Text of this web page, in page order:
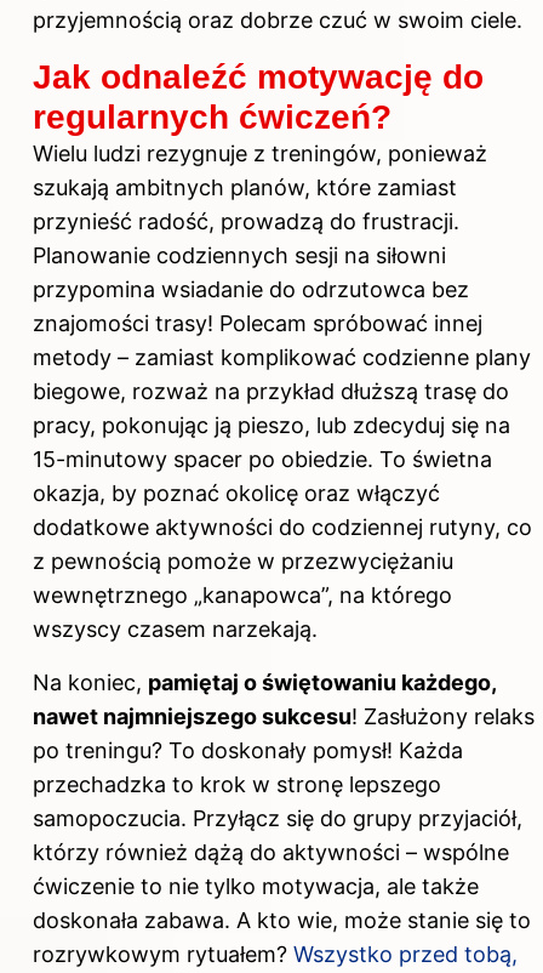
przyjemnością oraz dobrze czuć w swoim ciele.
Jak odnaleźć motywację do
regularnych ćwiczeń?
Wielu ludzi rezygnuje z treningów, ponieważ
szukają ambitnych planów, które zamiast
przynieść radość, prowadzą do frustracji.
Planowanie codziennych sesji na siłowni
przypomina wsiadanie do odrzutowca bez
znajomości trasy! Polecam spróbować innej
metody – zamiast komplikować codzienne plany
biegowe, rozważ na przykład dłuższą trasę do
pracy, pokonując ją pieszo, lub zdecyduj się na
15-minutowy spacer po obiedzie. To świetna
okazja, by poznać okolicę oraz włączyć
dodatkowe aktywności do codziennej rutyny, co
z pewnością pomoże w przezwyciężaniu
wewnętrznego „kanapowca”, na którego
wszyscy czasem narzekają.
Na koniec, pamiętaj o świętowaniu każdego,
nawet najmniejszego sukcesu! Zasłużony relaks
po treningu? To doskonały pomysł! Każda
przechadzka to krok w stronę lepszego
samopoczucia. Przyłącz się do grupy przyjaciół,
którzy również dążą do aktywności – wspólne
ćwiczenie to nie tylko motywacja, ale także
doskonała zabawa. A kto wie, może stanie się to
rozrywkowym rytuałem? Wszystko przed tobą,